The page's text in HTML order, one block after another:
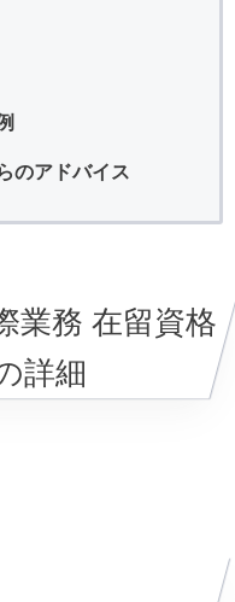
のアドバイス
業務 在留資格
詳細